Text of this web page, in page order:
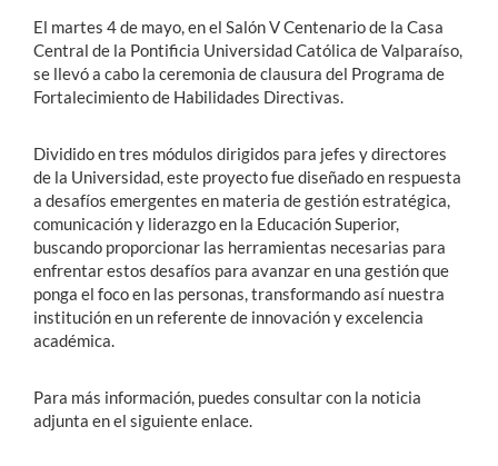
El martes 4 de mayo, en el Salón V Centenario de la Casa
Central de la Pontificia Universidad Católica de Valparaíso,
se llevó a cabo la ceremonia de clausura del Programa de
Fortalecimiento de Habilidades Directivas.
Dividido en tres módulos dirigidos para jefes y directores
de la Universidad, este proyecto fue diseñado en respuesta
a desafíos emergentes en materia de gestión estratégica,
comunicación y liderazgo en la Educación Superior,
buscando proporcionar las herramientas necesarias para
enfrentar estos desafíos para avanzar en una gestión que
ponga el foco en las personas, transformando así nuestra
institución en un referente de innovación y excelencia
académica.
Para más información, puedes consultar con la noticia
adjunta en el siguiente enlace.